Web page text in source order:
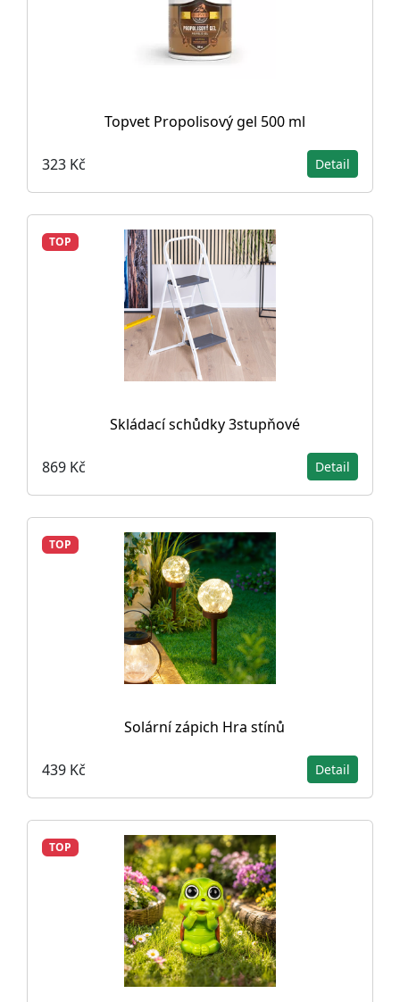
Topvet Propolisový gel 500 ml
323 Kč Detail
TOP
Skládací schůdky 3stupňové
869 Kč Detail
TOP
Solární zápich Hra stínů
439 Kč Detail
TOP